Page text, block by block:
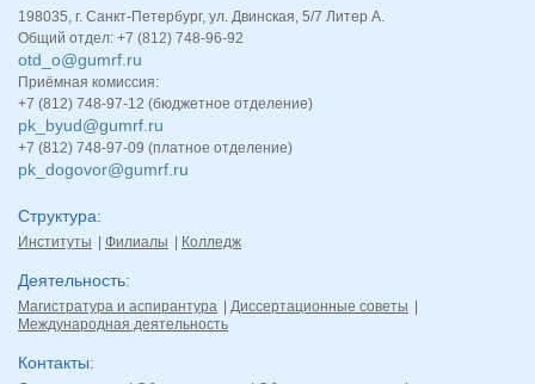
198035, г. Санкт-Петербург, ул. Двинская, 5/7 Литер А.
Общий отдел: +7 (812) 748-96-92
otd_o@gumrf.ru
Приёмная комиссия:
+7 (812) 748-97-12 (бюджетное отделение)
pk_byud@gumrf.ru
+7 (812) 748-97-09 (платное отделение)
pk_dogovor@gumrf.ru
Структура
Институты Филиалы Колледж
Деятельность
Магистратура и аспирантура
Диссертационные советы
Международная деятельность
Контакты